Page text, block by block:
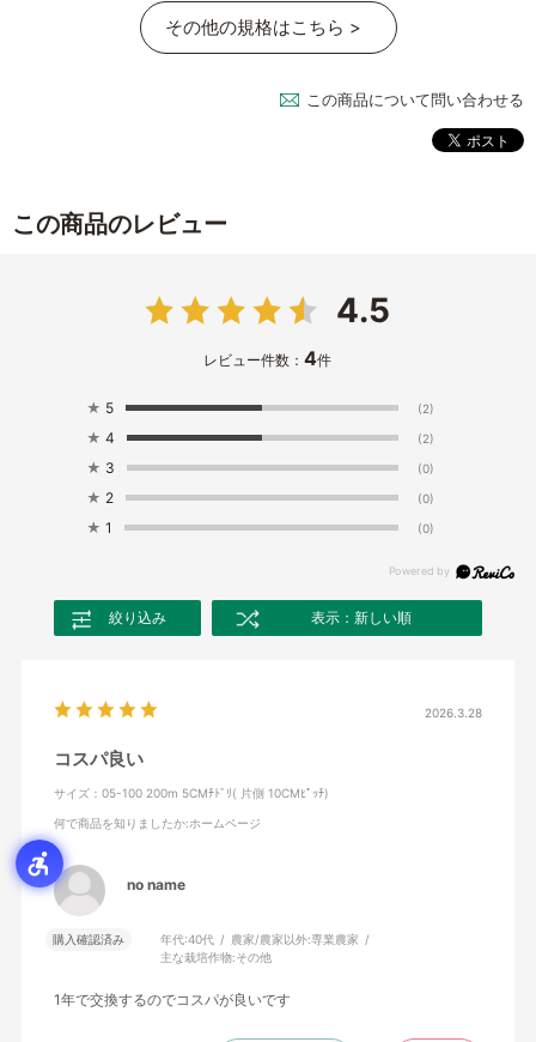
その他の規格はこちら >
この商品について問い合わせる
この商品のレビュー
4.5
レビュー件数：4件
★ 5 (2)
★ 4 (2)
★ 3 (0)
★ 2 (0)
★ 1 (0)
絞り込み 表示：新しい順
2026.3.28
コスパ良い
サイズ：05-100 200m 5CMﾁﾄﾞﾘ( 片側 10CMﾋﾟｯﾁ)
何で商品を知りましたか:ホームページ
no name
購入確認済み 年代:40代 農家/農家以外:専業農家
主な栽培作物:その他
1年で交換するのでコスパが良いです